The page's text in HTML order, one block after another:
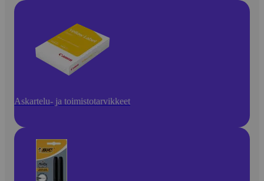
Askartelu- ja toimistotarvikkeet